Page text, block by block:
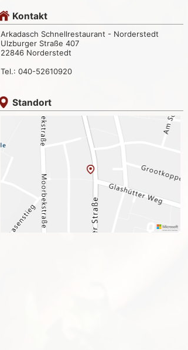
Kontakt
Arkadasch Schnellrestaurant - Norderstedt
Ulzburger Straße 407
22846 Norderstedt
Tel.: 040-52610920
Standort